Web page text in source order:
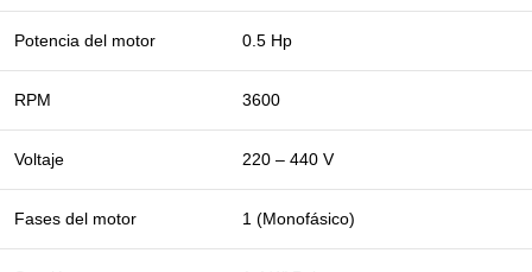
Potencia del motor 0.5 Hp
RPM 3600
Voltaje 220 – 440 V
Fases del motor 1 (Monofásico)